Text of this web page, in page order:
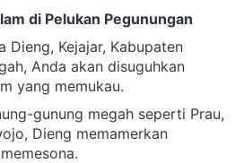
di Pelukan Pegunungan
Dieng, Kejajar, Kabupaten
Anda akan disuguhkan
yang memukau.
gunung megah seperti Prau,
Dieng memamerkan